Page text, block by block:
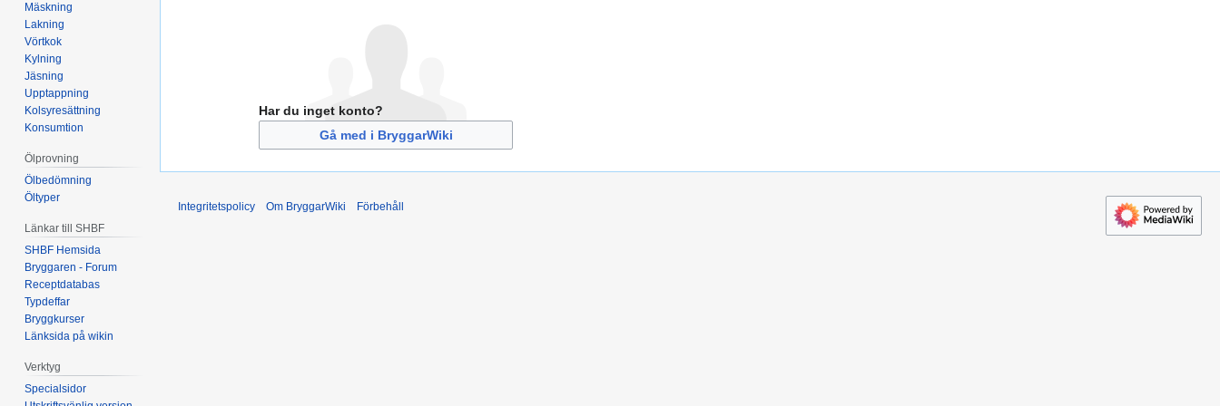
Har du inget konto?
Gå med i BryggarWiki
Mäskning
Lakning
Vörtkok
Kylning
Jäsning
Upptappning
Kolsyresättning
Konsumtion
Ölprovning
Ölbedömning
Öltyper
Länkar till SHBF
SHBF Hemsida
Bryggaren - Forum
Receptdatabas
Typdeffar
Bryggkurser
Länksida på wikin
Verktyg
Specialsidor
Integritetspolicy Om BryggarWiki Förbehåll